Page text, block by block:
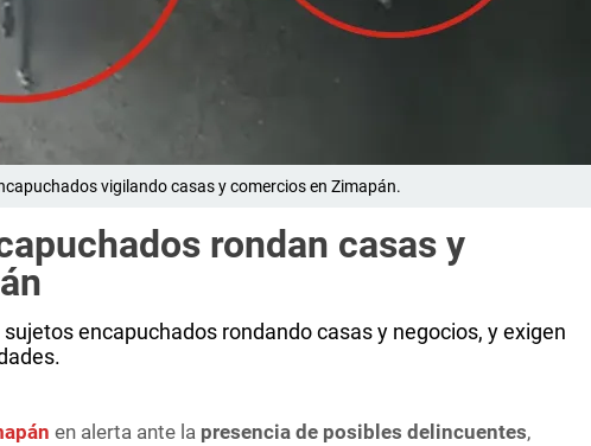
vigilando casas y comercios en Zimapán.
rondan casas y
encapuchados rondando casas y negocios, y exigen
en alerta ante la presencia de posibles delincuentes,